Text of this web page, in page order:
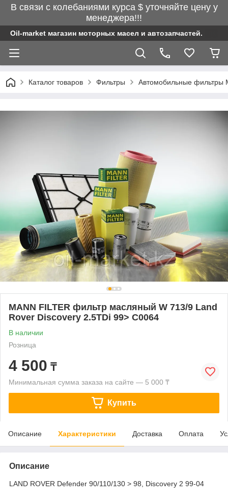
В связи с колебаниями курса $ уточняйте цену у
менеджера!!!
Oil-market магазин моторных масел и автозапчастей.
Каталог товаров Фильтры Автомобильные фильтры
MANN FILTER фильтр масляный W 713/9 Land
Rover Discovery 2.5TDi 99> C0064
В наличии
Розница
4 500 ₸
Минимальная сумма заказа на сайте — 5 000 ₸
Купить
Описание Характеристики Доставка Оплата
Описание
LAND ROVER Defender 90/110/130 > 98, Discovery 2 99-04